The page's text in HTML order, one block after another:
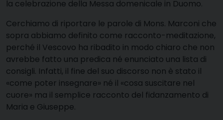
la celebrazione della Messa domenicale in Duomo.
Cerchiamo di riportare le parole di Mons. Marconi che
sopra abbiamo definito come racconto-meditazione,
perché il Vescovo ha ribadito in modo chiaro che non
avrebbe fatto una predica né enunciato una lista di
consigli. Infatti, il fine del suo discorso non è stato il
«come poter insegnare» né il «cosa suscitare nel
cuore» ma il semplice racconto del fidanzamento di
Maria e Giuseppe.